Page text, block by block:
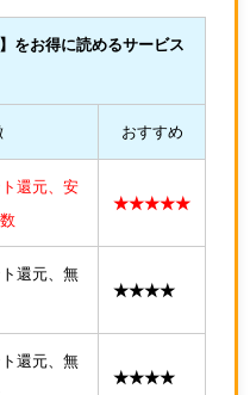
】をお得に読めるサービス
おすすめ
還元、安
★★★★★
還元、無
★★★★
還元、無
★★★★